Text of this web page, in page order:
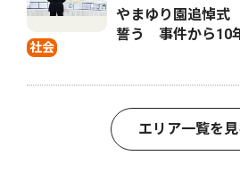
社会
やまゆり園追悼式
誓う 事件から10
エリア一覧を見